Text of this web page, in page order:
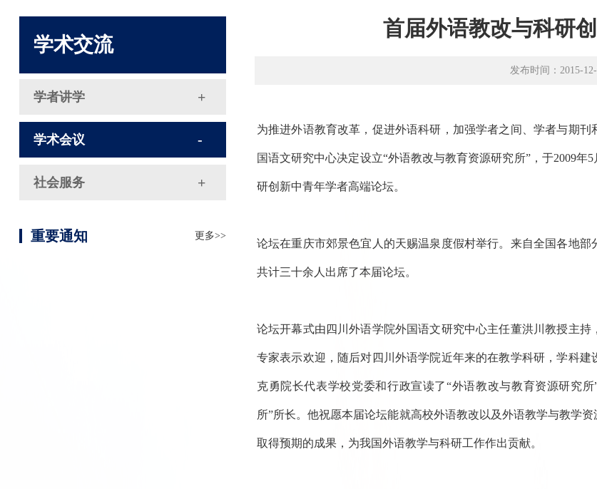
学术交流
学者讲学
学术会议
社会服务
重要通知 更多>>
首届外语教改与科研
发布时间：2015-
为推进外语教育改革，促进外语科研，加强学者之间、学者与期
国语文研究中心决定设立“外语教改与教育资源研究所”，于2009
研创新中青年学者高端论坛。
论坛在重庆市郊景色宜人的天赐温泉度假村举行。来自全国各地
共计三十余人出席了本届论坛。
论坛开幕式由四川外语学院外国语文研究中心主任董洪川教授主
专家表示欢迎，随后对四川外语学院近年来的在教学科研，学科
克勇院长代表学校党委和行政宣读了“外语教改与教育资源研究
所”所长。他祝愿本届论坛能就高校外语教改以及外语教学与教学
取得预期的成果，为我国外语教学与科研工作作出贡献。